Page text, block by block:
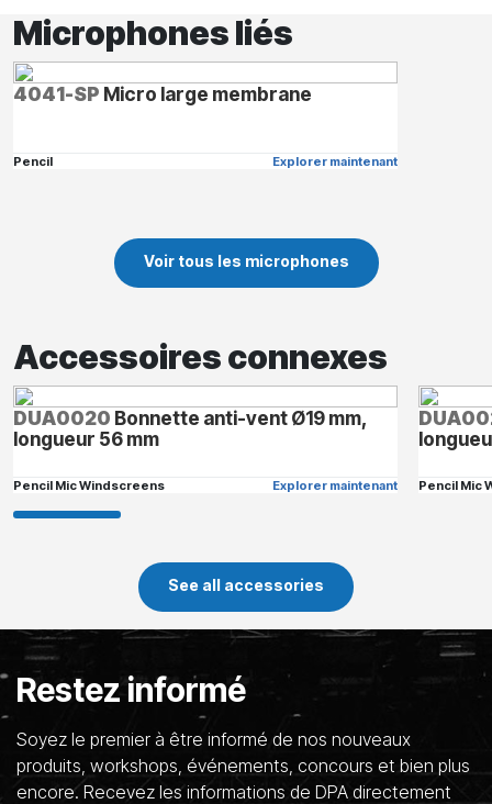
Microphones liés
4041-SP Micro large membrane
Pencil Explorer maintenant
Voir tous les microphones
Accessoires connexes
DUA0020 Bonnette anti-vent Ø19 mm,
longueur 56 mm
Pencil Mic Windscreens Explorer maintenant Pencil Mic
See all accessories
Restez informé
Soyez le premier à être informé de nos nouveaux
produits, workshops, événements, concours et bien plus
encore. Recevez les informations de DPA directement